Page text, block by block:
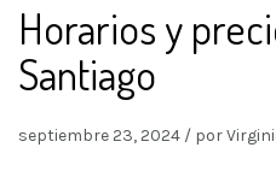
Horarios y
Santiago
septiembre 23, 2024 / por